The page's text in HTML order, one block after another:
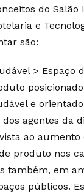
do
e
são:
> Espaço
e
agentes da
ao aumento
produto nos
também, em
públicos.